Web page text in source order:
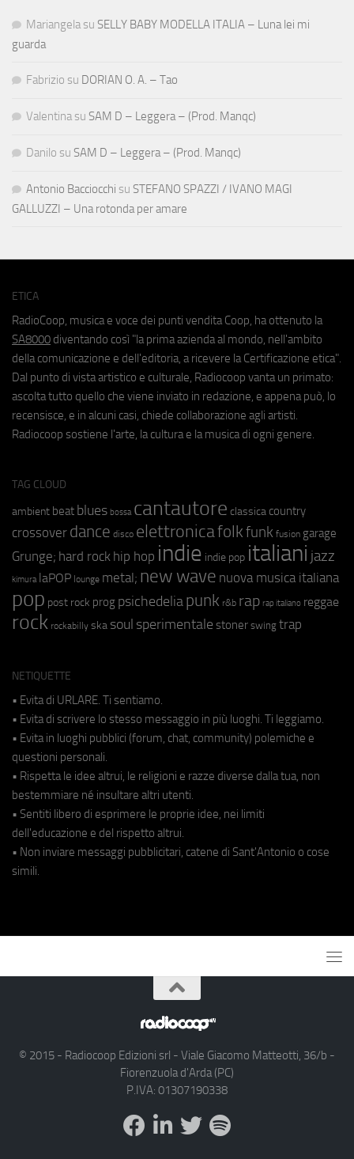
Mariangela su SELLY BABY MODELLA ITALIA – Luna lei mi
guarda
Fabrizio su DORIAN O. A. – Tao
Valentina su SAM D – Leggera – (Prod. Manqc)
Danilo su SAM D – Leggera – (Prod. Manqc)
Antonio Bacciocchi su STEFANO SPAZZI / IVANO MAGI
GALLUZZI – Una rotonda per amare
ETICA
RadioCoop, musica e voce dei punti vendita Coop, ha ottenuto la
SA8000 diventando così "la prima azienda al mondo, nell'ambito
della comunicazione e dell'editoria, a ricevere la Certificazione etica".
Dal punto di vista artistico e culturale, Radiocoop vanta un primato:
ascolta tutto quello che viene inviato in redazione, e appena può, lo
recensisce, e in alcuni casi, chiede collaborazione agli artisti.
Radiocoop sostiene l'arte, la cultura e la musica di ogni genere.
TAG CLOUD
ambient beat blues bossa cantautore classica country
crossover dance disco elettronicafolkfunk fusion garage
Grunge; hard rock hip hop indie indie pop italiani jazz
kimura laPOP lounge metal; new wave nuova musica italiana
pop post rock prog psichedeliapunk r&b rap rap italiano reggae
rock rockabilly ska soul sperimentale stoner swing trap
NETIQUETTE
• Evita di URLARE. Ti sentiamo.
• Evita di scrivere lo stesso messaggio in più luoghi. Ti leggiamo.
• Evita in luoghi pubblici (forum, chat, community) polemiche e
questioni personali.
• Rispetta le idee altrui, le religioni e razze diverse dalla tua, non
bestemmiare né insultare altri utenti.
• Sentiti libero di esprimere le proprie idee, nei limiti
dell'educazione e del rispetto altrui.
• Non inviare messaggi pubblicitari, catene di Sant'Antonio o cose
simili.
© 2015 - Radiocoop Edizioni srl - Viale Giacomo Matteotti, 36/b -
Fiorenzuola d'Arda (PC)
P.IVA: 01307190338